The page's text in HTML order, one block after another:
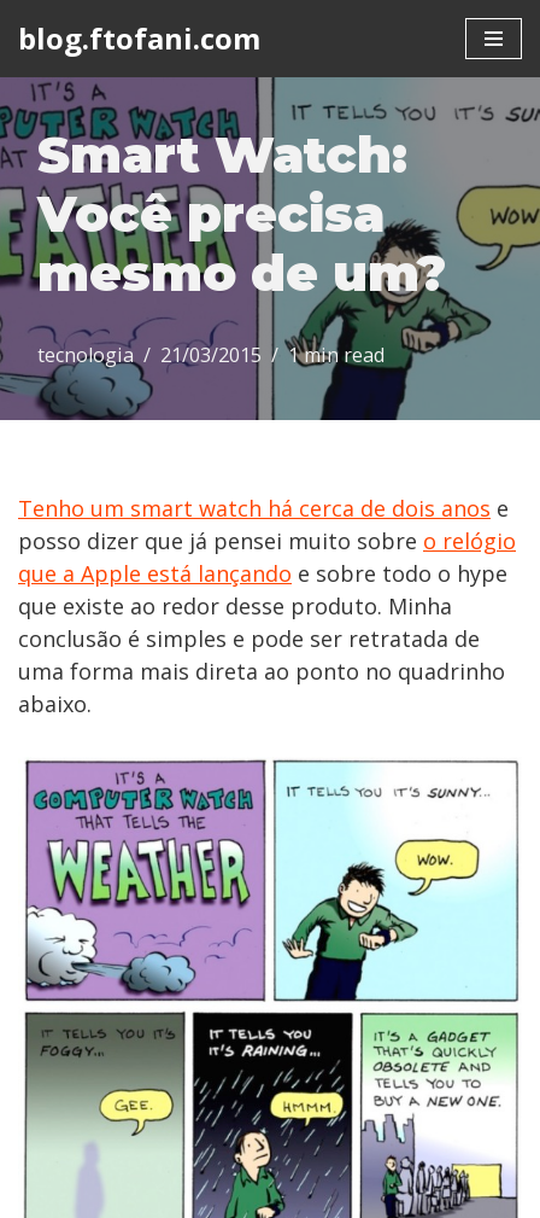
to
content
blog.ftofani.com
Smart Watch:
Você precisa
mesmo de um?
tecnologia 21/03/2015 1 min read
Tenho um smart watch há cerca de dois anos e
posso dizer que já pensei muito sobre o relógio
que a Apple está lançando e sobre todo o hype
que existe ao redor desse produto. Minha
conclusão é simples e pode ser retratada de
uma forma mais direta ao ponto no quadrinho
abaixo.